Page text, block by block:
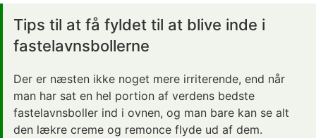
Tips til at få fyldet til at blive inde i
fastelavnsbollerne
Der er næsten ikke noget mere irriterende, end når
man har sat en hel portion af verdens bedste
fastelavnsboller ind i ovnen, og man bare kan se alt
den lækre creme og remonce flyde ud af dem.